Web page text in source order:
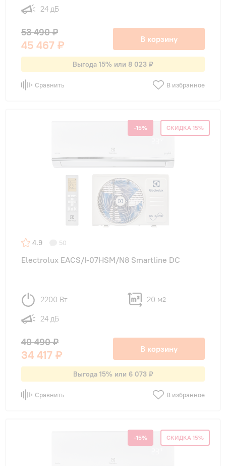
24 дБ
53 490 ₽
45 467 ₽ В корзину
Выгода 15% или 8 023 ₽
Сравнить В избранное
-15% СКИДКА 15%
4.9 50
Electrolux EACS/I-07HSM/N8 Smartline DC
2200 Вт 20 м2
24 дБ
40 490 ₽
34 417 ₽ В корзину
Выгода 15% или 6 073 ₽
Сравнить В избранное
-15% СКИДКА 15%